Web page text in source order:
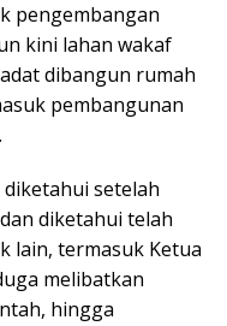
pengembangan
kini lahan wakaf
dibangun rumah
pembangunan
setelah
diketahui telah
lain, termasuk Ketua
melibatkan
hingga